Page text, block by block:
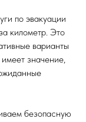
по эвакуации
километр. Это
варианты
значение,
безопасную